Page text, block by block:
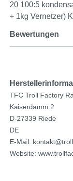
20 100:5
+ 1kg Vernetzer)
Bewertungen
TFC Troll Factory
Kaiserdamm 2
D-27339 Riede
DE
E-Mail:
Website: